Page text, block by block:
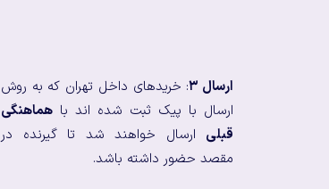
ارسال ۳
: خریدهای داخل تهران که به روش
ارسال با پیک ثبت شده اند با هماهنگی
قبلی ارسال خواهند شد تا گیرنده در
مقصد حضور داشته باشد.